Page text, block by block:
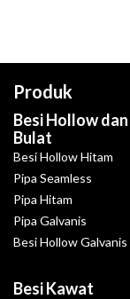
Produk
Besi Hollow dan
Bulat
Besi Hollow Hitam
Pipa Seamless
Pipa Hitam
Pipa Galvanis
Besi Hollow Galvanis
Besi Kawat